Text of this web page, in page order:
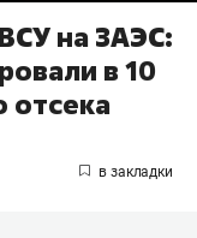
на ЗАЭС:
в 10
отсека